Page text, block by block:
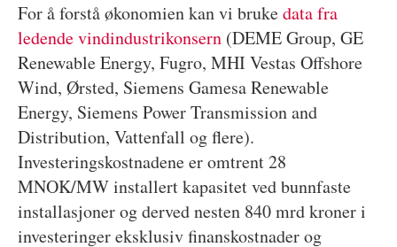
For å forstå økonomien kan vi brukedata fra
ledende vindindustrikonsern(DEME Group, GE
Renewable Energy, Fugro, MHI Vestas Offshore
Wind, Ørsted, Siemens Gamesa Renewable
Energy, Siemens Power Transmission and
Distribution, Vattenfall og flere).
Investeringskostnadene er omtrent 28
MNOK/MW installert kapasitet ved bunnfaste
installasjoner og derved nesten 840 mrd kroner i
investeringer eksklusiv finanskostnader og